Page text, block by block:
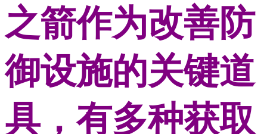
之箭作为改善防
御设施的关键道
具，有多种获取